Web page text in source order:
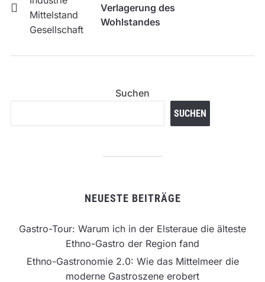
Verlagerung des
Wohlstandes
Suchen
SUCHEN
NEUESTE BEITRÄGE
Gastro-Tour: Warum ich in der Elsteraue die älteste
Ethno-Gastro der Region fand
Ethno-Gastronomie 2.0: Wie das Mittelmeer die
moderne Gastroszene erobert